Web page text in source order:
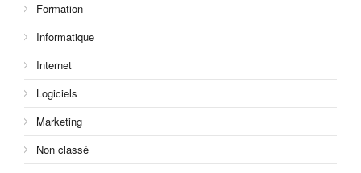
Formation
Informatique
Internet
Logiciels
Marketing
Non classé